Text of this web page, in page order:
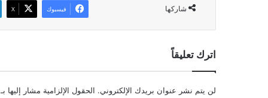
شاركها فيسبوك ‫X
اترك تعليقاً
لن يتم نشر عنوان بريدك الإلكتروني. الحقول الإلزامية مشار إليها بـ